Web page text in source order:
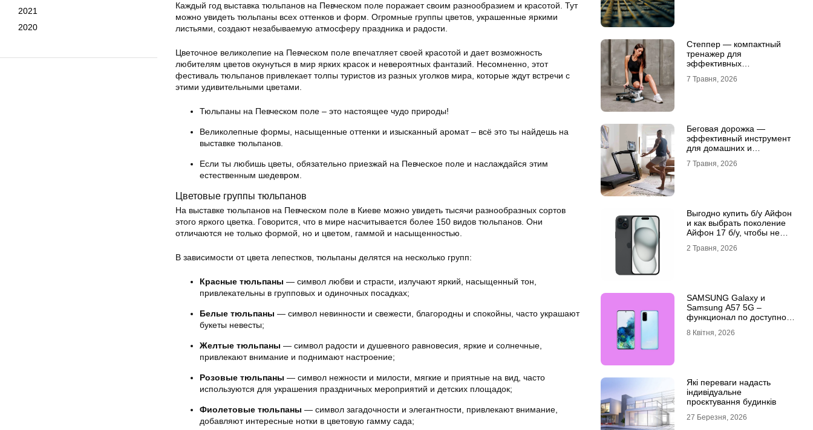
2021
2020
Каждый год выставка тюльпанов на Певческом поле поражает своим разнообразием и красотой. Тут
можно увидеть тюльпаны всех оттенков и форм. Огромные группы цветов, украшенные яркими
листьями, создают незабываемую атмосферу праздника и радости.
Цветочное великолепие на Певческом поле впечатляет своей красотой и дает возможность
любителям цветов окунуться в мир ярких красок и невероятных фантазий. Несомненно, этот
фестиваль тюльпанов привлекает толпы туристов из разных уголков мира, которые ждут встречи с
этими удивительными цветами.
Тюльпаны на Певческом поле – это настоящее чудо природы!
Великолепные формы, насыщенные оттенки и изысканный аромат – всё это ты найдешь на
выставке тюльпанов.
Если ты любишь цветы, обязательно приезжай на Певческое поле и наслаждайся этим
естественным шедевром.
Цветовые группы тюльпанов
На выставке тюльпанов на Певческом поле в Киеве можно увидеть тысячи разнообразных сортов
этого яркого цветка. Говорится, что в мире насчитывается более 150 видов тюльпанов. Они
отличаются не только формой, но и цветом, гаммой и насыщенностью.
В зависимости от цвета лепестков, тюльпаны делятся на несколько групп:
Красные тюльпаны — символ любви и страсти, излучают яркий, насыщенный тон,
привлекательны в групповых и одиночных посадках;
Белые тюльпаны — символ невинности и свежести, благородны и спокойны, часто украшают
букеты невесты;
Желтые тюльпаны — символ радости и душевного равновесия, яркие и солнечные,
привлекают внимание и поднимают настроение;
Розовые тюльпаны — символ нежности и милости, мягкие и приятные на вид, часто
используются для украшения праздничных мероприятий и детских площадок;
Фиолетовые тюльпаны — символ загадочности и элегантности, привлекают внимание,
добавляют интересные нотки в цветовую гамму сада;
Степпер — компактный
тренажер для
эффективных
7 Травня, 2026
Беговая дорожка —
эффективный инструмент
для домашних и
тренировок
7 Травня, 2026
Выгодно купить б/у Айфон
и как выбрать поколение
Айфон 17 б/у, чтобы не
2 Травня, 2026
SAMSUNG Galaxy и
Samsung A57 5G –
функционал по доступной
8 Квітня, 2026
Які переваги надасть
індивідуальне
проєктування будинків
27 Березня, 2026